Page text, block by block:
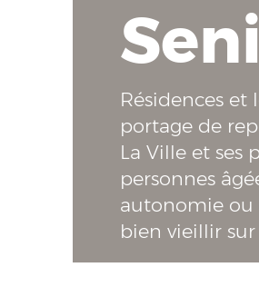
Résidences
portage de
La Ville et ses
personnes
autonomie ou
bien vieillir